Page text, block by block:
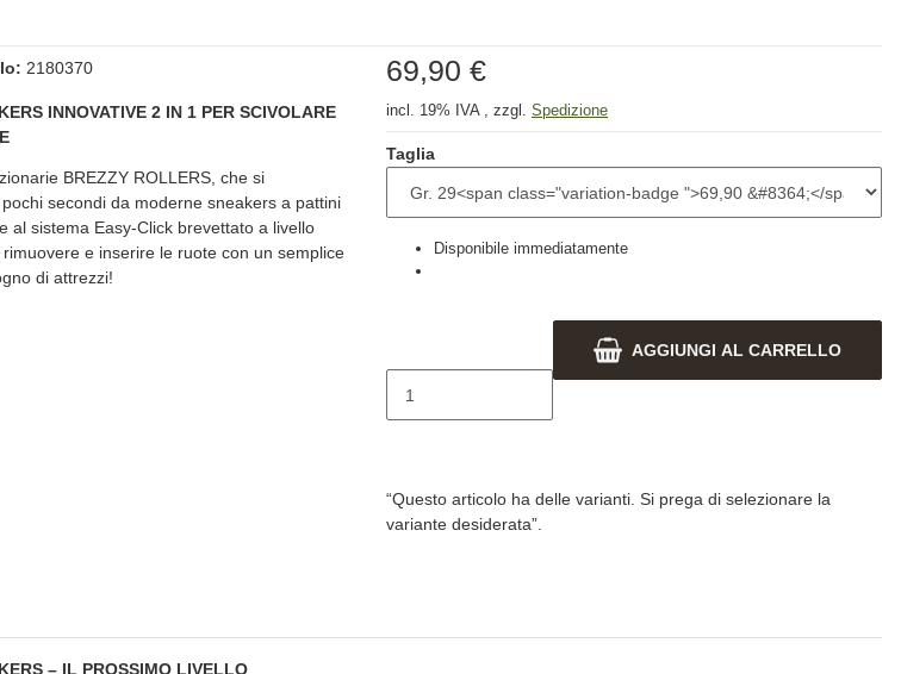
2180370
INNOVATIVE 2 IN 1 PER SCIVOLARE
BREZZY ROLLERS , che si
secondi da moderne sneakers a pattini
al sistema Easy-Click brevettato a livello
e inserire le ruote con un semplice
di attrezzi!
Disponibile immediatamente
69,90 €
incl. 19% IVA , zzgl. Spedizione
Taglia
AGGIUNGI AL CARRELLO
x
“Questo articolo ha delle varianti. Si prega di selezionare la
variante desiderata”.
– IL PROSSIMO LIVELLO